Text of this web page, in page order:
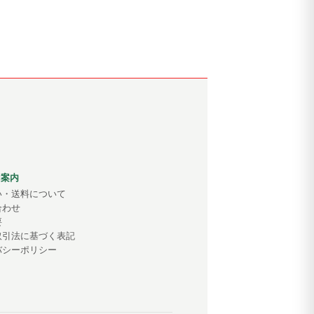
内
送料について
わせ
引法に基づく表記
ーポリシー